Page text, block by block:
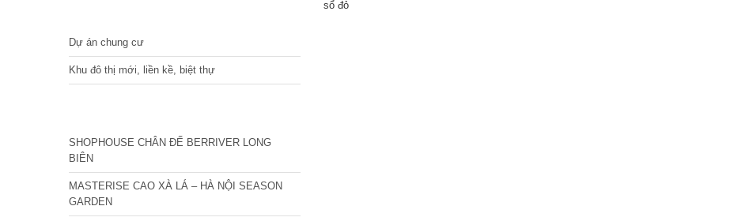
sổ đỏ
Dự án chung cư
Khu đô thị mới, liền kề, biệt thự
SHOPHOUSE CHÂN ĐẾ BERRIVER LONG
BIÊN
MASTERISE CAO XÀ LÁ – HÀ NỘI SEASON
GARDEN